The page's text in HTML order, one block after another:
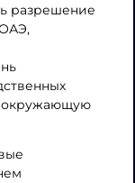
разрешение
окружающую